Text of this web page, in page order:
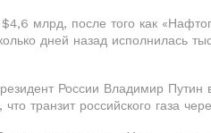
млрд, после того как
дней назад исполнилась
России Владимир Путин
транзит российского газа